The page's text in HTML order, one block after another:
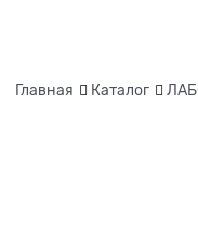
Главная Каталог